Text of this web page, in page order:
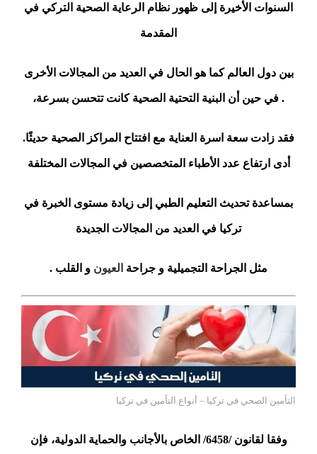
السنوات الأخيرة إلى ظهور نظام الرعاية الصحية التركي في
المقدمة
بين دول العالم كما هو الحال في العديد من المجالات الأخرى
. في حين أن البنية التحتية الصحية كانت تتحسن بسرعة،
فقد زادت سعة اسرة العناية مع افتتاح المراكز الصحية حديثًا.
أدى ارتفاع عدد الأطباء المتخصصين في المجالات المختلفة
بمساعدة تحديث التعليم الطبي إلى زيادة مستوى الخبرة في
تركيا في العديد من المجالات الجديدة
مثل الجراحة التجميلية و جراحة العيون و القلب .
التأمين الصحي في تركيا – أنواع التأمين في تركيا
وفقا لقانون /6458/ الخاص بالأجانب والحماية الدولية، فإن